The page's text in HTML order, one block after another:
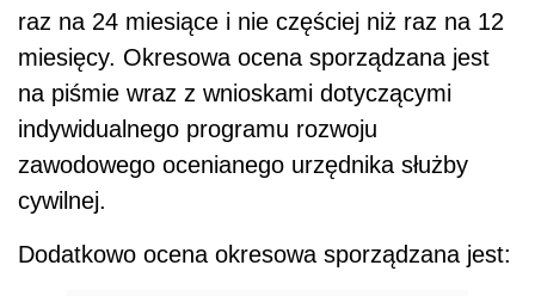
raz na 24 miesiące i nie częściej niż raz na 12
miesięcy. Okresowa ocena sporządzana jest
na piśmie wraz z wnioskami dotyczącymi
indywidualnego programu rozwoju
zawodowego ocenianego urzędnika służby
cywilnej.
Dodatkowo ocena okresowa sporządzana jest: